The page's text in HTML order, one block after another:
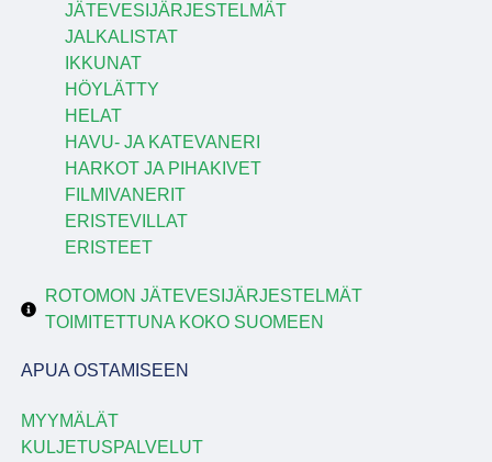
JÄTEVESIJÄRJESTELMÄT
JALKALISTAT
IKKUNAT
HÖYLÄTTY
HELAT
HAVU- JA KATEVANERI
HARKOT JA PIHAKIVET
FILMIVANERIT
ERISTEVILLAT
ERISTEET
ROTOMON JÄTEVESIJÄRJESTELMÄT
TOIMITETTUNA KOKO SUOMEEN
APUA OSTAMISEEN
MYYMÄLÄT
KULJETUSPALVELUT